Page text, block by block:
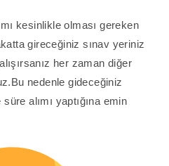
kesinlikle olması gereken
gireceğiniz sınav yeriniz
her zaman diğer
nedenle gideceğiniz
alımı yaptığına emin